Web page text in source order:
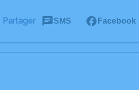
Partager SMS Facebook